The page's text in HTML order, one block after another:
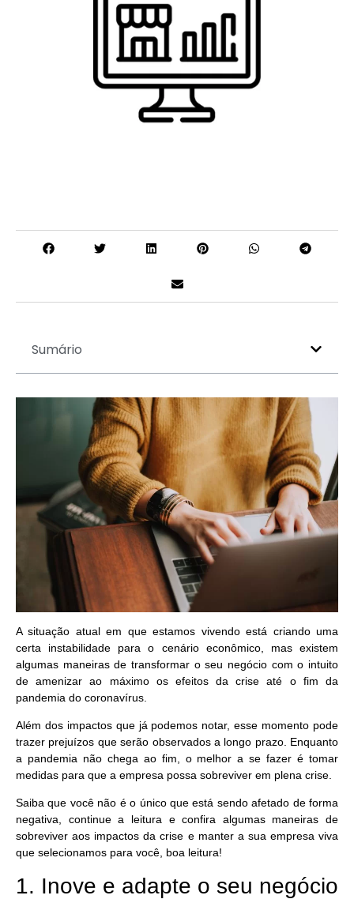
Sumário
A situação atual em que estamos vivendo está criando uma
certa instabilidade para o cenário econômico, mas existem
algumas maneiras de transformar o seu negócio com o intuito
de amenizar ao máximo os efeitos da crise até o fim da
pandemia do coronavírus.
Além dos impactos que já podemos notar, esse momento pode
trazer prejuízos que serão observados a longo prazo. Enquanto
a pandemia não chega ao fim, o melhor a se fazer é tomar
medidas para que a empresa possa sobreviver em plena crise.
Saiba que você não é o único que está sendo afetado de forma
negativa, continue a leitura e confira algumas maneiras de
sobreviver aos impactos da crise e manter a sua empresa viva
que selecionamos para você, boa leitura!
1. Inove e adapte o seu negócio